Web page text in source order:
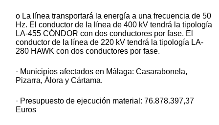
o La línea transportará la energía a una frecuencia de 50
Hz. El conductor de la línea de 400 kV tendrá la tipología
LA-455 CÓNDOR con dos conductores por fase. El
conductor de la línea de 220 kV tendrá la tipología LA-
280 HAWK con dos conductores por fase.
· Municipios afectados en Málaga: Casarabonela,
Pizarra, Álora y Cártama.
· Presupuesto de ejecución material: 76.878.397,37
Euros